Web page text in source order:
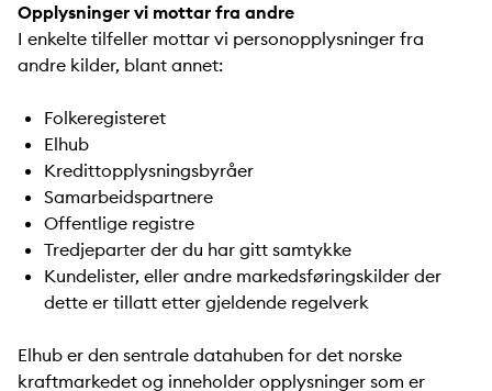
Opplysninger vi mottar fra andre
I enkelte tilfeller mottar vi personopplysninger fra
andre kilder, blant annet:
Folkeregisteret
Elhub
Kredittopplysningsbyråer
Samarbeidspartnere
Offentlige registre
Tredjeparter der du har gitt samtykke
Kundelister, eller andre markedsføringskilder der
dette er tillatt etter gjeldende regelverk
Elhub er den sentrale datahuben for det norske
kraftmarkedet og inneholder opplysninger som er